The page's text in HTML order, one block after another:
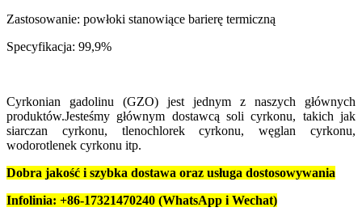
Zastosowanie: powłoki stanowiące barierę termiczną
Specyfikacja: 99,9%
Cyrkonian gadolinu (GZO) jest jednym z naszych głównych
produktów.Jesteśmy głównym dostawcą soli cyrkonu, takich jak
siarczan cyrkonu, tlenochlorek cyrkonu, węglan cyrkonu,
wodorotlenek cyrkonu itp.
Dobra jakość i szybka dostawa oraz usługa dostosowywania
Infolinia: +86-17321470240 (WhatsApp i Wechat)